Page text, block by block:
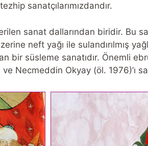
sanatçılarımızdandır.
sanat dallarından biridir. Bu
neft yağı ile sulandırılmış
bir süsleme sanatıdır. Önemli
Necmeddin Okyay (öl. 1976)’ı